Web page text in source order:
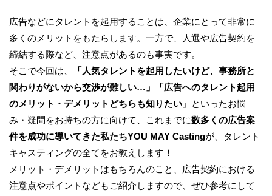
を監督。多数案件から得られる実務データをもとに、相場
感・成功パターン・リスク管理のナレッジ化を推進してい
る。
脈」を重視し、成果と納得感の両立を大切にしている。
広告などにタレントを起用することは、企業にとって非常に
多くのメリットをもたらします。一方で、人選や広告契約を
締結する際など、注意点があるのも事実です。
そこで今回は、
「人気タレントを起用したいけど、事務所と
関わりがないから交渉が難しい…」「広告へのタレント起用
のメリット・デメリットどちらも知りたい」 といったお悩
み・疑問をお持ちの方に向けて、これまでに数多くの広告案
件を成功に導いてきた私たちYOU MAY Castingが、タレント
キャスティングの全てをお教えします！
メリット・デメリットはもちろんのこと、広告契約における
注意点やポイントなどもご紹介しますので、ぜひ参考にして